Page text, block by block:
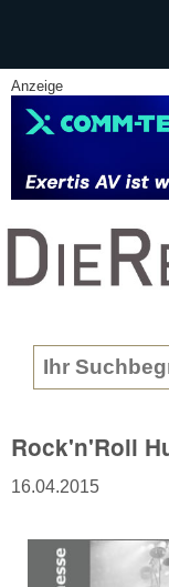
Anzeige
Search
Rock'n'Roll
16.04.2015